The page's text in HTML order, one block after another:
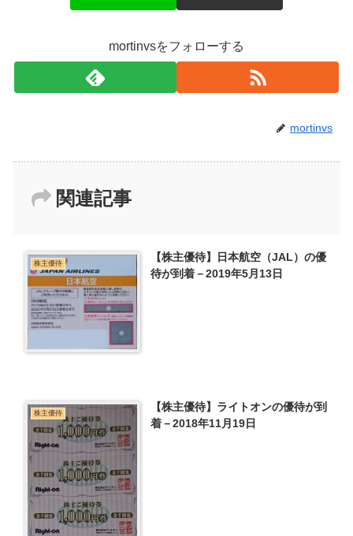
mortinvsをフォローする
mortinvs
関連記事
株主優待
【株主優待】日本航空（JAL）の優
待が到着－2019年5月13日
株主優待
【株主優待】ライトオンの優待が到
着－2018年11月19日